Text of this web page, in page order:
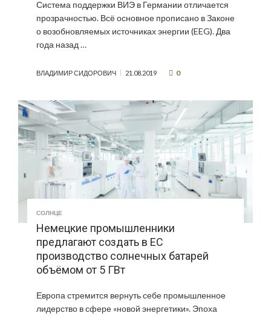
Система поддержки ВИЭ в Германии отличается
прозрачностью. Всё основное прописано в Законе
о возобновляемых источниках энергии (EEG). Два
года назад …
ВЛАДИМИР СИДОРОВИЧ 21.08.2019 0
СОЛНЦЕ
Немецкие промышленники
предлагают создать в ЕС
производство солнечных батарей
объёмом от 5 ГВт
Европа стремится вернуть себе промышленное
лидерство в сфере «новой энергетики». Эпоха